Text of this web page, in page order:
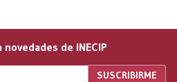
de INECIP